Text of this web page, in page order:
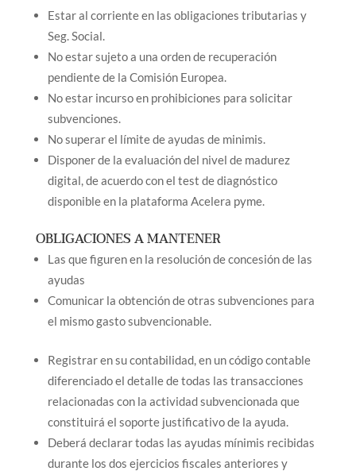
Estar al corriente en las obligaciones tributarias y
Seg. Social.
No estar sujeto a una orden de recuperación
pendiente de la Comisión Europea.
No estar incurso en prohibiciones para solicitar
subvenciones.
No superar el límite de ayudas de minimis.
Disponer de la evaluación del nivel de madurez
digital, de acuerdo con el test de diagnóstico
disponible en la plataforma Acelera pyme.
OBLIGACIONES A MANTENER
Las que figuren en la resolución de concesión de las
ayudas
Comunicar la obtención de otras subvenciones para
el mismo gasto subvencionable.
Registrar en su contabilidad, en un código contable
diferenciado el detalle de todas las transacciones
relacionadas con la actividad subvencionada que
constituirá el soporte justificativo de la ayuda.
Deberá declarar todas las ayudas mínimis recibidas
durante los dos ejercicios fiscales anteriores y